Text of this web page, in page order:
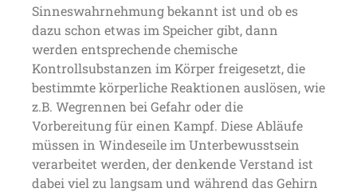
Sinneswahrnehmung bekannt ist und ob es
dazu schon etwas im Speicher gibt, dann
werden entsprechende chemische
Kontrollsubstanzen im Körper freigesetzt, die
bestimmte körperliche Reaktionen auslösen, wie
z.B. Wegrennen bei Gefahr oder die
Vorbereitung für einen Kampf. Diese Abläufe
müssen in Windeseile im Unterbewusstsein
verarbeitet werden, der denkende Verstand ist
dabei viel zu langsam und während das Gehirn